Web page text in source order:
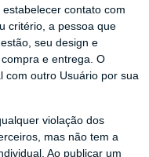
contato com
critério, a pessoa que
seu design e
e entrega. O
com outro Usuário por sua
violação dos
mas não tem a
Ao publicar um